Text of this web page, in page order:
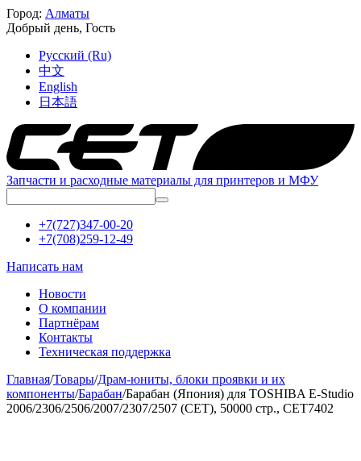
Город: Алматы
Добрый день, Гость
Русский (Ru)
中文
English
日本語
Запчасти и расходные материалы для принтеров и МФУ
+7(727)347-00-20
+7(708)259-12-49
Написать нам
Новости
О компании
Партнёрам
Контакты
Техническая поддержка
Главная/Товары/Драм-юниты, блоки проявки и их
компоненты/Барабан/Барабан (Япония) для TOSHIBA E-Studio
2006/2306/2506/2007/2307/2507 (CET), 50000 стр., CET7402